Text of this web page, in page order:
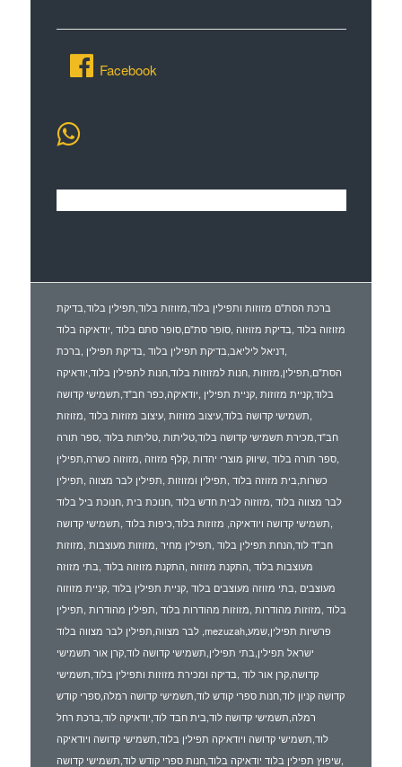
Facebook
ברכת הסת"ם מזוזות ותפילין בלוד,מזוזות בלוד,תפילין בלוד,בדיקת
מזוזוה בלוד ,בדיקת מזוזוה ,סופר סת"ם,סופר סתם בלוד ,יודאיקה בלוד
,דניאל ליליאב,בדיקת תפילין בלוד ,בדיקת תפילין ,ברכת
הסת"ם,תפילין,מזוזות ,חנות למזוזות בלוד,חנות לתפילין בלוד,יודאיקה
בלוד,קניית מזוזות ,קניית תפילין ,יודאיקה,כפר חב"ד,תשמישי קדושה
,תשמישי קדושה בלוד,עיצוב מזוזות ,עיצוב מזוזות בלוד ,מזוזות
חב"ד,מכירת תשמישי קדושה בלוד,טליתות ,טליתות בלוד ,ספר תורה
,ספר תורה בלוד ,שיווק מוצרי יהדות ,קלף מזוזה ,מזוזוה כשרה,תפילין
כשרות,בית מזוזה בלוד ,תפילין ומזוזות ,תפילין לבר מצווה ,תפילין
לבר מצווה בלוד ,מזוזוה לבית חדש בלוד ,חנוכת בית ,חנוכת ביל בלוד
,תשמישי קדושה ויודאיקה, מזוזות בלוד,כיפות בלוד ,תשמישי קדושה
חב"ד לוד,הנחת תפילין בלוד ,תפילין מחיר ,מזוזות מעוצבות ,מזוזות
מעוצבות בלוד ,התקנת מזוזוה ,התקנת מזוזוה בלוד ,בתי מזוזה
מעוצבים ,בתי מזוזה מעוצבים בלוד ,קניית תפילין בלוד ,קניית מזוזוה
בלוד ,מזוזות מהודרות ,מזוזות מהודרות בלוד ,תפילין מהודרות ,תפילין
לבר מצווה,תפילין לבר מצווה בלוד ,mezuzah,פרשיות תפילין,שמע
ישראל תפילין,בתי תפילין,תשמישי קדושה לוד,קרן אור תשמישי
קדושה,קרן אור לוד ,בדיקה ומכירת מזוזות ותפילין בלוד,תשמישי
קדושה קניון לוד,חנות ספרי קודש לוד,תשמישי קדושה רמלה,ספרי קודש
רמלה,תשמישי קדושה לוד,בית חבד לוד,יודאיקה לוד,ברכת רחל
לוד,תשמישי קדושה ויודאיקה תפילין בלוד,תשמישי קדושה ויודאיקה
,שיפוץ תפילין בלוד יודאיקה בלוד,חנות ספרי קודש לוד,תשמישי קדושה